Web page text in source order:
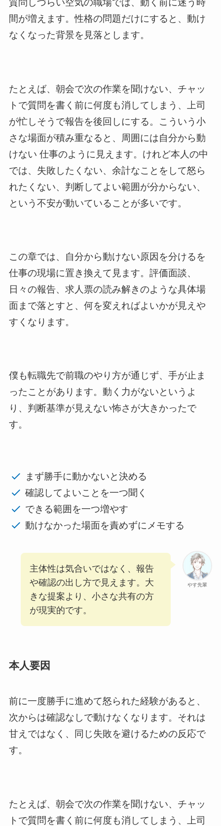
質問しづらい空気の職場では、動く前に迷う時
間が増えます。性格の問題だけにすると、動け
なくなった背景を見落とします。
たとえば、朝会で次の作業を聞けない、チャッ
トで質問を書く前に何度も消してしまう、上司
が忙しそうで報告を後回しにする。こういう小
さな場面が積み重なると、周囲には自分から動
けない 仕事のように見えます。けれど本人の中
では、失敗したくない、余計なことをして怒ら
れたくない、判断してよい範囲が分からない、
という不安が動いていることが多いです。
この章では、自分から動けない原因を分けるを
仕事の現場に置き換えて見ます。評価面談、
日々の報告、求人票の読み解きのような具体場
面まで落とすと、何を変えればよいかが見えや
すくなります。
僕も転職先で前職のやり方が通じず、手が止ま
ったことがあります。動く力がないというよ
り、判断基準が見えない怖さが大きかったで
す。
まず勝手に動かないと決める
確認してよいことを一つ聞く
できる範囲を一つ増やす
動けなかった場面を責めずにメモする
やす先輩
主体性は気合いではなく、報告
や確認の出し方で見えます。大
きな提案より、小さな共有の方
が現実的です。
本人要因
前に一度勝手に進めて怒られた経験があると、
次からは確認なしで動けなくなります。それは
甘えではなく、同じ失敗を避けるための反応で
す。
たとえば、朝会で次の作業を聞けない、チャッ
トで質問を書く前に何度も消してしまう、上司